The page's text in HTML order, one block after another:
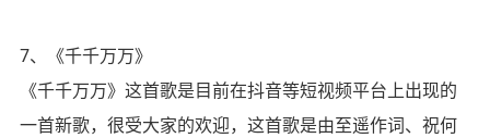
7、《千千万万》
《千千万万》这首歌是目前在抖音等短视频平台上出现的
一首新歌，很受大家的欢迎，这首歌是由至遥作词、祝何